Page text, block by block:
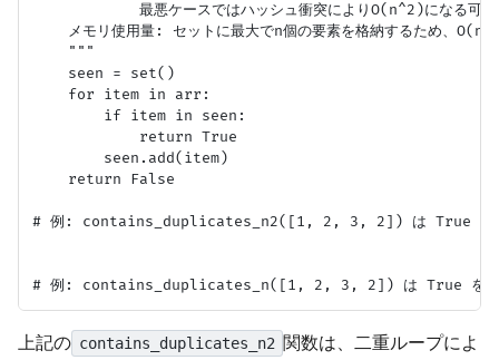
最悪ケースではハッシュ衝突によりO(n^2)になる可能
メモリ使用量: セットに最大でn個の要素を格納するため、O(n)
    """
    seen = set()
    for item in arr:
        if item in seen:
            return True
        seen.add(item)
    return False
# 例: contains_duplicates_n2([1, 2, 3, 2]) は True を
上記の contains_duplicates_n2 関数は、二重ループによ